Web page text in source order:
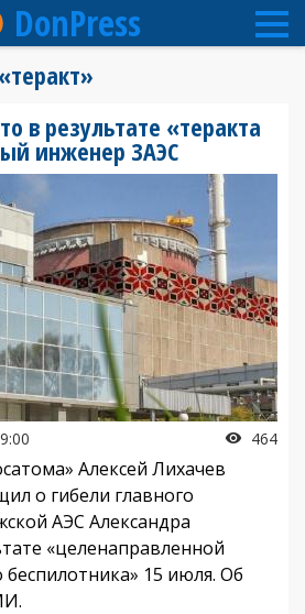
DonPress
в результате «теракта
инженер ЗАЭС
464
Алексей Лихачев
о гибели главного
АЭС Александра
«целенаправленной
беспилотника» 15 июля. Об